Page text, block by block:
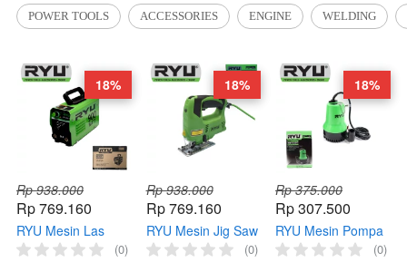
POWER TOOLS ACCESSORIES ENGINE WELDING
Rp 938.000
Rp 769.160
RYU Mesin Las
RII120-1 Travo
(0)
18%
Rp 938.000
Rp 769.160
RYU Mesin Jig Saw
RJS65-1E Laser
(0)
18%
Rp 375.000
Rp 307.500
RYU Mesin Pompa
Air RWP25 DC
(0)
18%